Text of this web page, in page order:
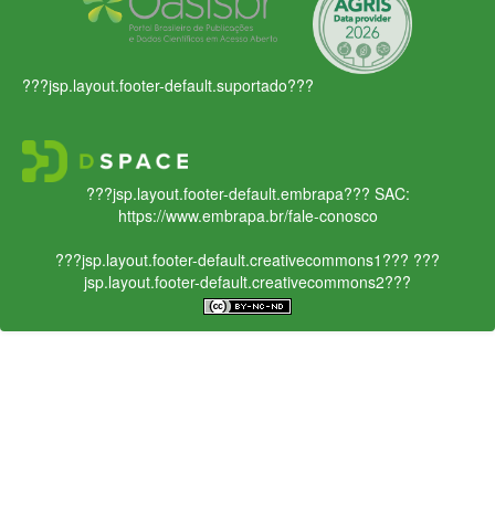
???jsp.layout.footer-default.suportado???
???jsp.layout.footer-default.embrapa??? SAC:
https://www.embrapa.br/fale-conosco
???jsp.layout.footer-default.creativecommons1??? ???
jsp.layout.footer-default.creativecommons2???